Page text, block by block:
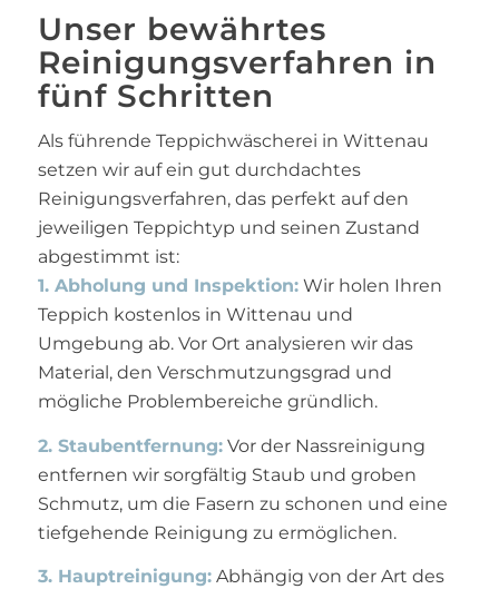
Unser bewährtes
Reinigungsverfahren in
fünf Schritten
Als führende Teppichwäscherei in Wittenau
setzen wir auf ein gut durchdachtes
Reinigungsverfahren, das perfekt auf den
jeweiligen Teppichtyp und seinen Zustand
abgestimmt ist:
1. Abholung und Inspektion:Wir holen Ihren
Teppich kostenlos in Wittenau und
Umgebung ab. Vor Ort analysieren wir das
Material, den Verschmutzungsgrad und
mögliche Problembereiche gründlich.
2. Staubentfernung:Vor der Nassreinigung
entfernen wir sorgfältig Staub und groben
Schmutz, um die Fasern zu schonen und eine
tiefgehende Reinigung zu ermöglichen.
3. Hauptreinigung:Abhängig von der Art des